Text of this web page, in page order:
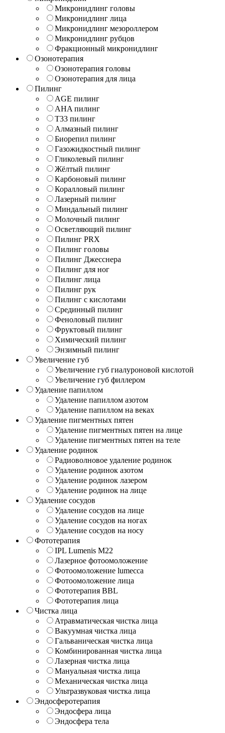
Микронидлинг головы
Микронидлинг лица
Микронидлинг мезороллером
Микронидлинг рубцов
Фракционный микронидлинг
Озонотерапия
Озонотерапия головы
Озонотерапия для лица
Пилинг
AGE пилинг
AHA пилинг
T33 пилинг
Алмазный пилинг
Биорепил пилинг
Газожидкостный пилинг
Гликолевый пилинг
Жёлтый пилинг
Карбоновый пилинг
Коралловый пилинг
Лазерный пилинг
Миндальный пилинг
Молочный пилинг
Осветляющий пилинг
Пилинг PRX
Пилинг головы
Пилинг Джесснера
Пилинг для ног
Пилинг лица
Пилинг рук
Пилинг с кислотами
Срединный пилинг
Феноловый пилинг
Фруктовый пилинг
Химический пилинг
Энзимный пилинг
Увеличение губ
Увеличение губ гиалуроновой кислотой
Увеличение губ филлером
Удаление папиллом
Удаление папиллом азотом
Удаление папиллом на веках
Удаление пигментных пятен
Удаление пигментных пятен на лице
Удаление пигментных пятен на теле
Удаление родинок
Радиоволновое удаление родинок
Удаление родинок азотом
Удаление родинок лазером
Удаление родинок на лице
Удаление сосудов
Удаление сосудов на лице
Удаление сосудов на ногах
Удаление сосудов на носу
Фототерапия
IPL Lumenis M22
Лазерное фотоомоложение
Фотоомоложение lumecca
Фотоомоложение лица
Фототерапия BBL
Фототерапия лица
Чистка лица
Атравматическая чистка лица
Вакуумная чистка лица
Гальваническая чистка лица
Комбинированная чистка лица
Лазерная чистка лица
Мануальная чистка лица
Механическая чистка лица
Ультразвуковая чистка лица
Эндосферотерапия
Эндосфера лица
Эндосфера тела